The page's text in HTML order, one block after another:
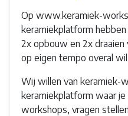
Op www.keramiek-
keramiekplatform
2x opbouw en 2x
op eigen tempo overal
Wij willen van keramiek-
keramiekplatform waar
workshops, vragen